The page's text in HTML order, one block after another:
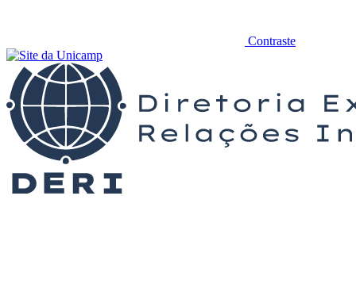
Contraste